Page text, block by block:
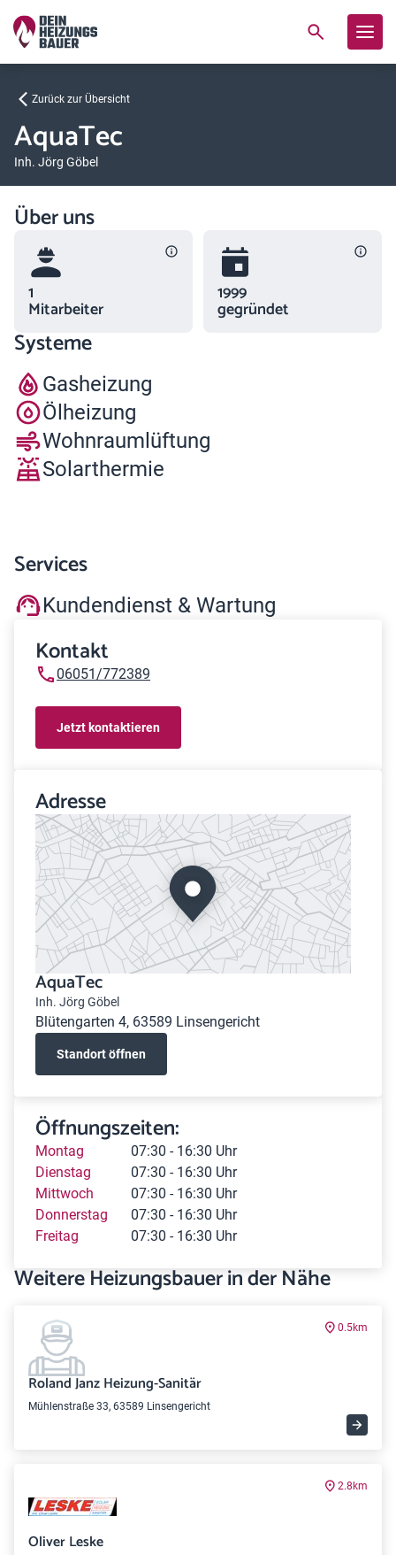
Zurück zur Übersicht
AquaTec
Inh. Jörg Göbel
Über uns
1
Mitarbeiter
1999
gegründet
Systeme
Gasheizung
Ölheizung
Wohnraumlüftung
Solarthermie
Services
Kundendienst & Wartung
Kontakt
06051/772389
Jetzt kontaktieren
Adresse
AquaTec
Inh. Jörg Göbel
Blütengarten 4, 63589 Linsengericht
Standort öffnen
Öffnungszeiten:
Montag
07:30 - 16:30 Uhr
Dienstag
07:30 - 16:30 Uhr
Mittwoch
07:30 - 16:30 Uhr
Donnerstag
07:30 - 16:30 Uhr
Freitag
07:30 - 16:30 Uhr
Weitere Heizungsbauer in der Nähe
0.5km
Roland Janz Heizung-Sanitär
Mühlenstraße 33, 63589 Linsengericht
2.8km
Oliver Leske